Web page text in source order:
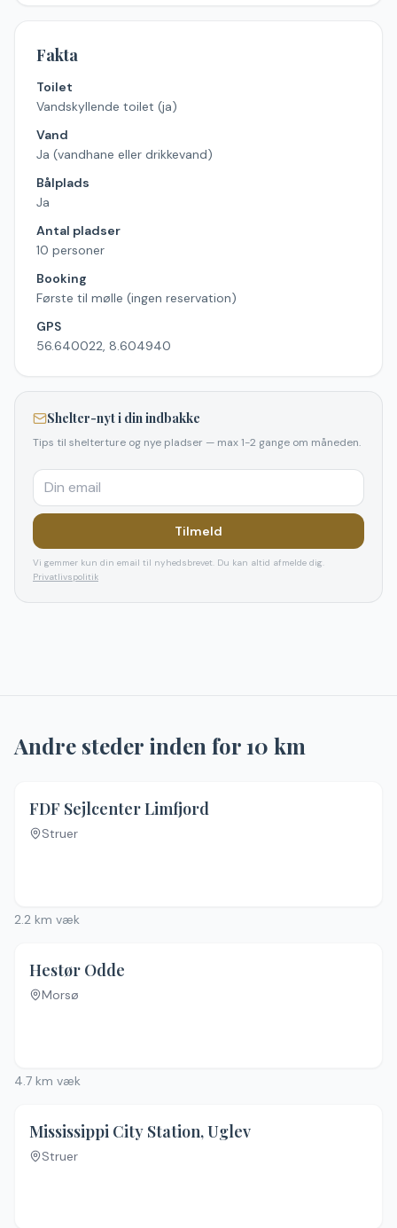
Fakta
Toilet
Vandskyllende toilet (ja)
Vand
Ja (vandhane eller drikkevand)
Bålplads
Ja
Antal pladser
10 personer
Booking
Første til mølle (ingen reservation)
GPS
56.640022, 8.604940
Shelter-nyt i din indbakke
Tips til shelterture og nye pladser — max 1-2 gange om måneden.
Tilmeld
Vi gemmer kun din email til nyhedsbrevet. Du kan altid afmelde dig.
Privatlivspolitik
Andre steder inden for10 km
FDF Sejlcenter Limfjord
Struer
2.2 km væk
Hestør Odde
Morsø
4.7 km væk
Mississippi City Station, Uglev
Struer